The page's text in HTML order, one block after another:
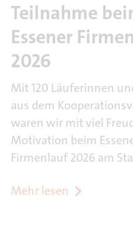
Teilnahme
Essener
2026
Mit 120 Läuferinnen
aus dem
waren wir mit viel
Motivation beim
Firmenlauf 2026 am
Mehr lesen